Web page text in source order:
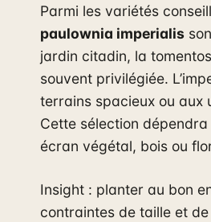
Parmi les variétés
paulownia imperialis
jardin citadin, la
souvent privilégiée.
terrains spacieux ou aux
Cette sélection
écran végétal, bois ou
Insight : planter au bon
contraintes de taille et